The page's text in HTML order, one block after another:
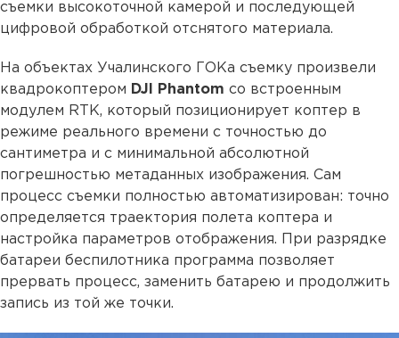
съемки высокоточной камерой и последующей
цифровой обработкой отснятого материала.
На объектах Учалинского ГОКа съемку произвели
квадрокоптером DJI Phantom со встроенным
модулем RTK, который позиционирует коптер в
режиме реального времени с точностью до
сантиметра и с минимальной абсолютной
погрешностью метаданных изображения. Сам
процесс съемки полностью автоматизирован: точно
определяется траектория полета коптера и
настройка параметров отображения. При разрядке
батареи беспилотника программа позволяет
прервать процесс, заменить батарею и продолжить
запись из той же точки.